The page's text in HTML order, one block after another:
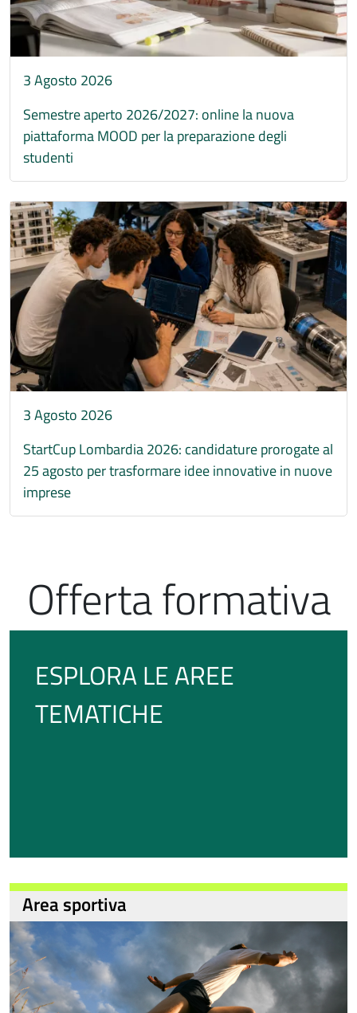
3 Agosto 2026
Semestre aperto 2026/2027: online la nuova
piattaforma MOOD per la preparazione degli
studenti
Immagine
3 Agosto 2026
StartCup Lombardia 2026: candidature prorogate al
25 agosto per trasformare idee innovative in nuove
imprese
Offerta formativa
ESPLORA LE AREE
TEMATICHE
Area sportiva